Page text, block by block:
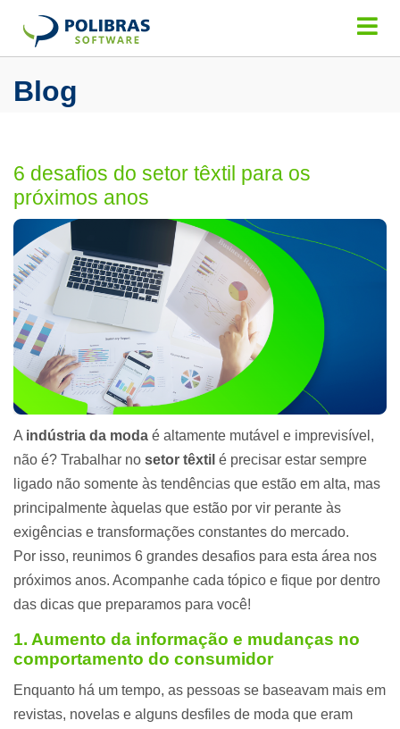
Blog
6 desafios do setor têxtil para os
próximos anos
A indústria da moda é altamente mutável e imprevisível,
não é? Trabalhar no setor têxtil é precisar estar sempre
ligado não somente às tendências que estão em alta, mas
principalmente àquelas que estão por vir perante às
exigências e transformações constantes do mercado.
Por isso, reunimos 6 grandes desafios para esta área nos
próximos anos. Acompanhe cada tópico e fique por dentro
das dicas que preparamos para você!
1. Aumento da informação e mudanças no
comportamento do consumidor
Enquanto há um tempo, as pessoas se baseavam mais em
revistas, novelas e alguns desfiles de moda que eram